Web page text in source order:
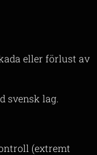
eller förlust av
svensk lag.
(extremt